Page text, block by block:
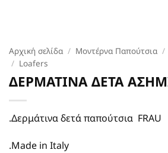
Αρχική σελίδα / Μοντέρνα Παπούτσια /
/ Loafers
ΔΕΡΜΑΤΙΝΑ ΔΕΤΑ
.Δερμάτινα δετά παπούτσια FRAU
.Made in Italy